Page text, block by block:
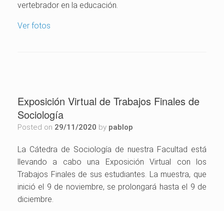
vertebrador en la educación.
Ver fotos
Exposición Virtual de Trabajos Finales de
Sociología
Posted on 29/11/2020 by pablop
La Cátedra de Sociología de nuestra Facultad está
llevando a cabo una Exposición Virtual con los
Trabajos Finales de sus estudiantes. La muestra, que
inició el 9 de noviembre, se prolongará hasta el 9 de
diciembre.